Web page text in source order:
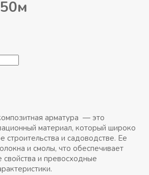
арматура — это
материал, который широко
строительства и садоводстве. Ее
и смолы, что обеспечивает
свойства и превосходные